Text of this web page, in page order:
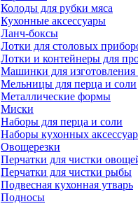
Колоды для рубки мяса
Кухонные аксессуары
Ланч-боксы
Лотки для столовых
Лотки и контейнеры для
Машинки для
Мельницы для перца и соли
Металлические формы
Миски
Наборы для перца и соли
Наборы кухонных
Овощерезки
Перчатки для чистки
Перчатки для чистки рыбы
Подвесная кухонная утварь
Подносы